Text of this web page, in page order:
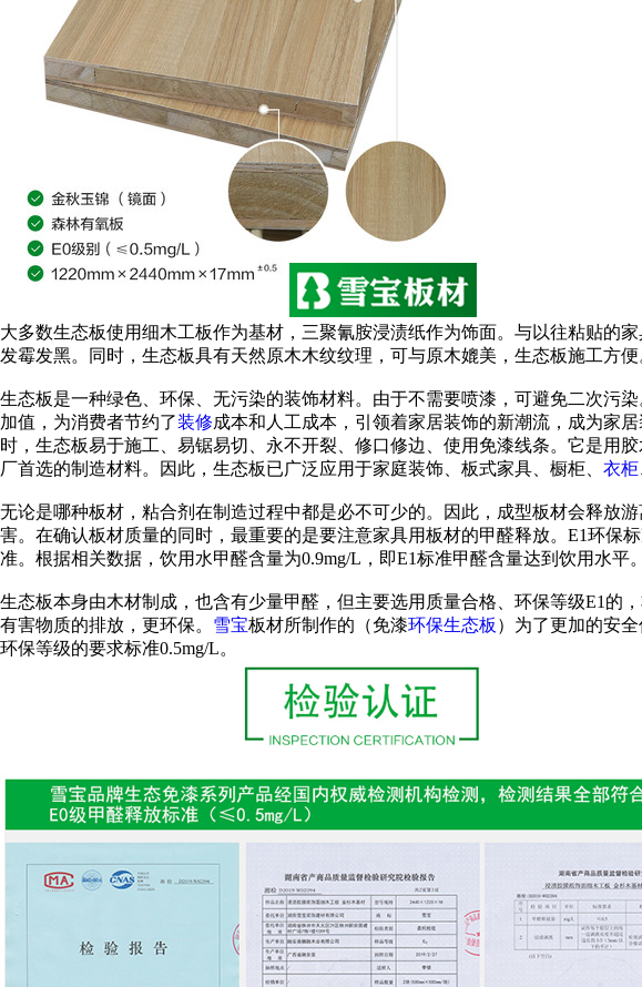
大多数生态板使用细木工板作为基材，三聚氰胺浸渍纸作为饰面。与以往粘贴的
发霉发黑。同时，生态板具有天然原木木纹纹理，可与原木媲美，生态板施工方
生态板是一种绿色、环保、无污染的装饰材料。由于不需要喷漆，可避免二次污
加值，为消费者节约了装修成本和人工成本，引领着家居装饰的新潮流，成为家
时，生态板易于施工、易锯易切、永不开裂、修口修边、使用免漆线条。它是用
厂首选的制造材料。因此，生态板已广泛应用于家庭装饰、板式家具、橱柜、 衣柜
无论是哪种板材，粘合剂在制造过程中都是必不可少的。因此，成型板材会释放
害。在确认板材质量的同时，最重要的是要注意家具用板材的甲醛释放。E1环保
准。根据相关数据，饮用水甲醛含量为0.9mg/L，即E1标准甲醛含量达到饮用水平。
生态板本身由木材制成，也含有少量甲醛，但主要选用质量合格、环保等级E1的
有害物质的排放，更环保。 雪宝板材所制作的（免漆环保生态板 ）为了更加的安
环保等级的要求标准0.5mg/L。